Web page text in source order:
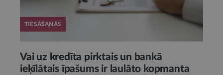
TIESĀŠANĀS
Vai uz kredīta pirktais un bankā
ieķīlātais īpašums ir laulāto kopmanta